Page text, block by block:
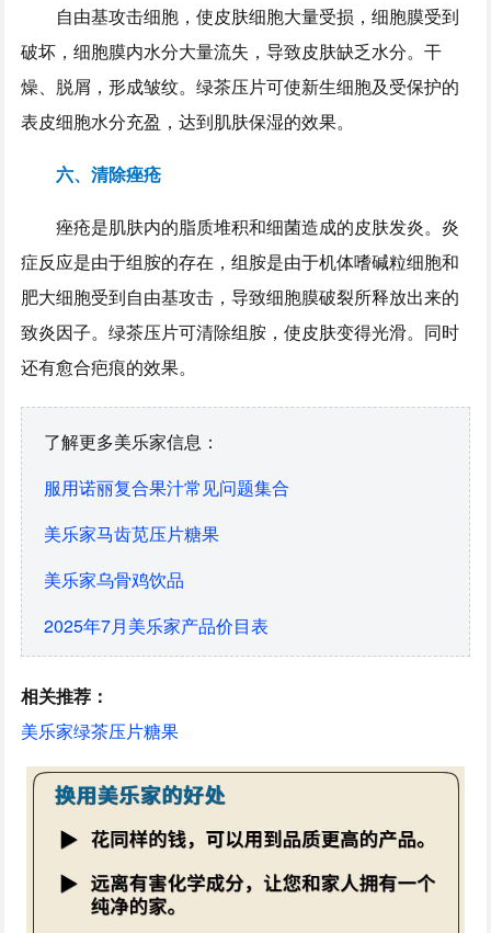
自由基攻击细胞，使皮肤细胞大量受损，细胞膜受到
破坏，细胞膜内水分大量流失，导致皮肤缺乏水分。干
燥、脱屑，形成皱纹。绿茶压片可使新生细胞及受保护的
表皮细胞水分充盈，达到肌肤保湿的效果。
六、清除痤疮
痤疮是肌肤内的脂质堆积和细菌造成的皮肤发炎。炎
症反应是由于组胺的存在，组胺是由于机体嗜碱粒细胞和
肥大细胞受到自由基攻击，导致细胞膜破裂所释放出来的
致炎因子。绿茶压片可清除组胺，使皮肤变得光滑。同时
还有愈合疤痕的效果。
了解更多美乐家信息：
服用诺丽复合果汁常见问题集合
美乐家马齿苋压片糖果
美乐家乌骨鸡饮品
2025年7月美乐家产品价目表
相关推荐：
美乐家绿茶压片糖果